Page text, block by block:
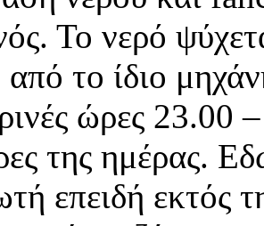
Το νερό
από το ίδιο
ώρες 23.00
της ημέρας.
επειδή εκτός